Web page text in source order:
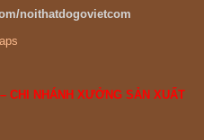
noithatdogovietcom
CHI NHÁNH XƯỞNG SẢN XUẤT